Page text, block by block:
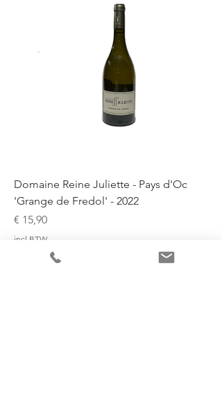
Domaine Reine Juliette - Pays d'Oc
'Grange de Fredol' - 2022
Prijs
€ 15,90
incl.BTW